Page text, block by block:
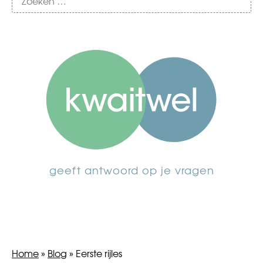
geeft antwoord op je vragen
Home» Blog » Eerste rijles